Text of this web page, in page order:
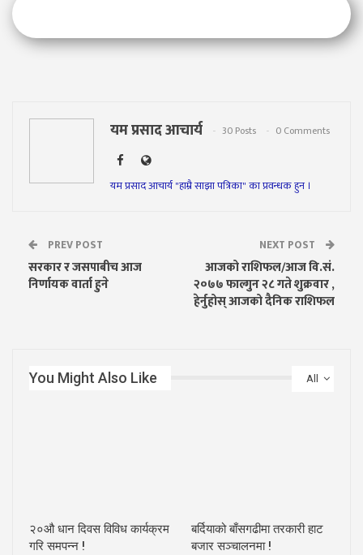
यम प्रसाद आचार्य 30 Posts 0 Comments
यम प्रसाद आचार्य "हाम्रै साझा पत्रिका" का प्रवन्धक हुन ।
PREV POST
सरकार र जसपाबीच आज
निर्णायक वार्ता हुने
NEXT POST
आजको राशिफल/आज वि.सं.
२०७७ फाल्गुन २८ गते शुक्रवार ,
हेर्नुहोस् आजको दैनिक राशिफल
All
You Might Also Like
२०औ धान दिवस विविध कार्यक्रम
गरि समपन्न !
बर्दियाको बाँसगढीमा तरकारी हाट
बजार सञ्चालनमा !